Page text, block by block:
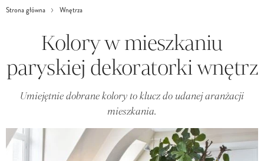
Strona główna Wnętrza
Kolory w mieszkaniu
paryskiej dekoratorki wnętrz
Umiejętnie dobrane kolory to klucz do udanej aranżacji
mieszkania.